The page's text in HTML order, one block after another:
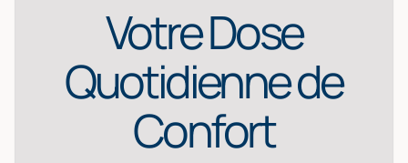
Votre Dose
Quotidienne de
Confort